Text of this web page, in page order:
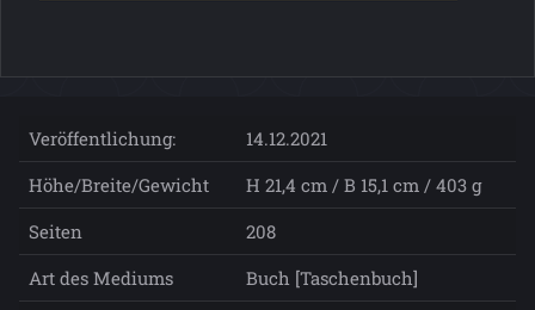
Veröffentlichung:
14.12.2021
Höhe/Breite/Gewicht
H 21,4 cm / B 15,1 cm / 403 g
Seiten
208
Art des Mediums
Buch [Taschenbuch]